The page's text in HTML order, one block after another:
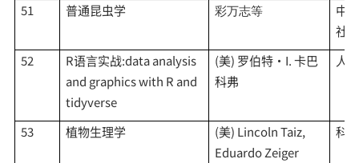
51
普通昆虫学 彩万志等
中
社
52
R语言实战:data analysis
and graphics with R and
tidyverse
(美) 罗伯特·I. 卡巴
科弗
人
53 植物生理学
(美) Lincoln Taiz,
Eduardo Zeiger
科